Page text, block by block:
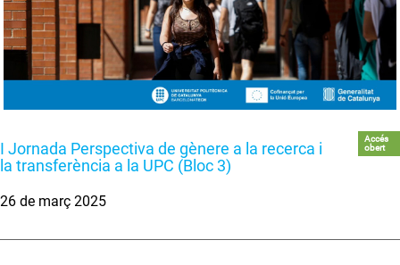
I Jornada Perspectiva de gènere a la recerca i
la transferència a la UPC (Bloc 3)
Accés
obert
26 de març 2025